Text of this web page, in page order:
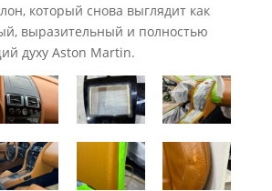
который снова выглядит как
выразительный и полностью
духу Aston Martin.